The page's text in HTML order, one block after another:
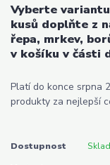
Vyberte
kusů doplňte z
řepa, mrkev,
v košíku v části
Platí do konce srpna
produkty za nejlepší
Dostupnost